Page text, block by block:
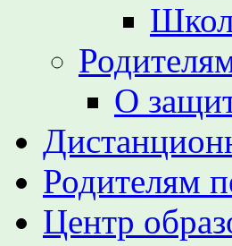
О
Родителям
Центр